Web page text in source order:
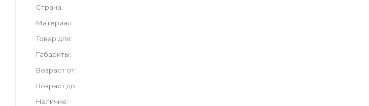
Страна
Материал
Товар для
Габариты
Возраст от
Возраст до
Наличие